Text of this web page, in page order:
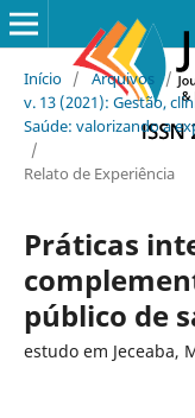
Início / Arquivos /
v. 13 (2021): Gestão,
Saúde: valorizando a
/
Relato de Experiência
Práticas
público de
estudo em Jeceaba,